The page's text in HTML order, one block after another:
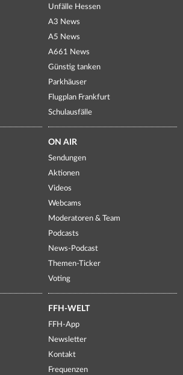
Unfälle Hessen
A3 News
A5 News
A661 News
Günstig tanken
Parkhäuser
Flugplan Frankfurt
Schulausfälle
ON AIR
Sendungen
Aktionen
Videos
Webcams
Moderatoren & Team
Podcasts
News-Podcast
Themen-Ticker
Voting
FFH-WELT
FFH-App
Newsletter
Kontakt
Frequenzen